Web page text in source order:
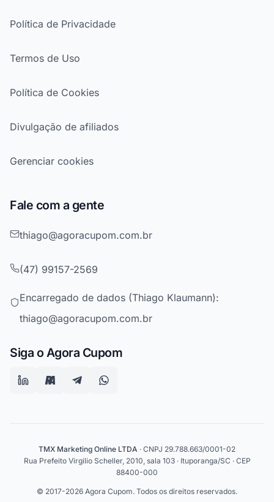
Política de Privacidade
Termos de Uso
Política de Cookies
Divulgação de afiliados
Gerenciar cookies
Fale com a gente
thiago@agoracupom.com.br
(47) 99157-2569
Encarregado de dados (Thiago Klaumann):
thiago@agoracupom.com.br
Siga o Agora Cupom
TMX Marketing Online LTDA · CNPJ 29.788.663/0001-02
Rua Prefeito Virgilio Scheller, 2010, sala 103 · Ituporanga/SC · CEP
88400-000
© 2017-2026 Agora Cupom. Todos os direitos reservados.